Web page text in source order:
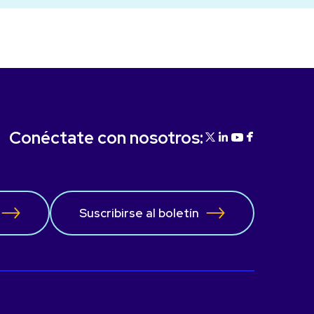
Suscribirse al boletín
Conéctate con nosotros: